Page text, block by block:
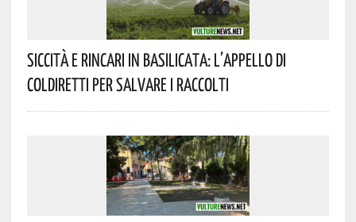
Siccità E Rincari In Basilicata: L’appello Di
Coldiretti Per Salvare I Raccolti